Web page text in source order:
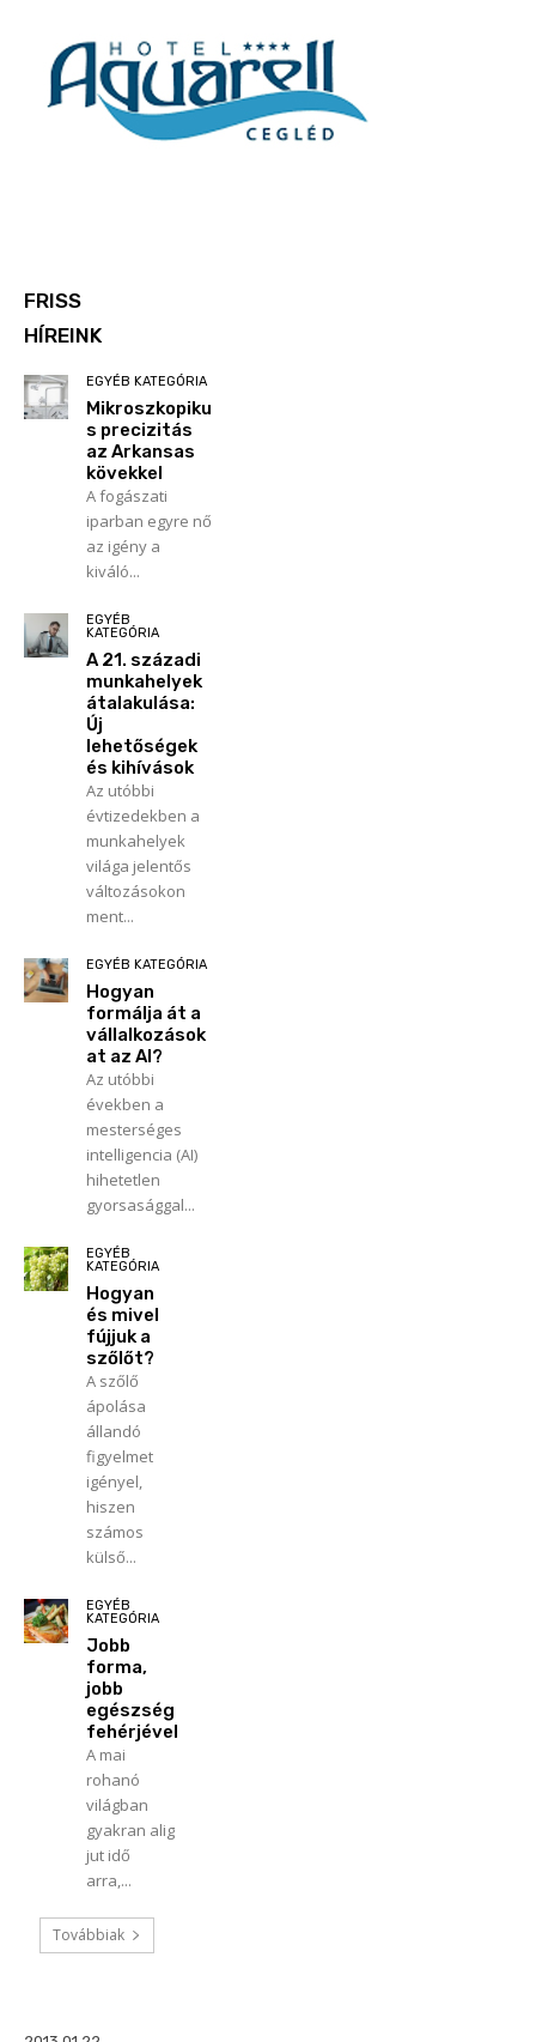
FRISS
HÍREINK
EGYÉB KATEGÓRIA
Mikroszkopiku
s precizitás
az Arkansas
kövekkel
A fogászati
iparban egyre nő
az igény a
kiváló...
EGYÉB
KATEGÓRIA
A 21. századi
munkahelyek
átalakulása:
Új
lehetőségek
és kihívások
Az utóbbi
évtizedekben a
munkahelyek
világa jelentős
változásokon
ment...
EGYÉB KATEGÓRIA
Hogyan
formálja át a
vállalkozások
at az AI?
Az utóbbi
években a
mesterséges
intelligencia (AI)
hihetetlen
gyorsasággal...
EGYÉB
KATEGÓRIA
Hogyan
és mivel
fújjuk a
szőlőt?
A szőlő
ápolása
állandó
figyelmet
igényel,
hiszen
számos
külső...
EGYÉB
KATEGÓRIA
Jobb
forma,
jobb
egészség
fehérjével
A mai
rohanó
világban
gyakran alig
jut idő
arra,...
Továbbiak